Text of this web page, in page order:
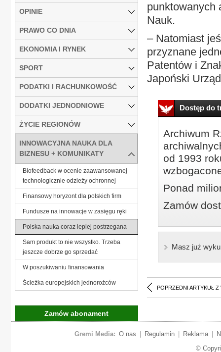
punktowanych
Nauk.
– Natomiast
przyznane
Patentów i
Japoński
Dostęp do
Archiwum
od 1993
Ponad
Zamów
Masz już
POPRZEDNI ARTYKUŁ Z
OPINIE
PRAWO CO DNIA
EKONOMIA I RYNEK
SPORT
PODATKI I RACHUNKOWOŚĆ
DODATKI JEDNODNIOWE
ŻYCIE REGIONÓW
INNOWACYJNA NAUKA DLA
BIZNESU + KOMUNIKATY
Biofeedback w ocenie zaawansowanej
technologicznie odzieży ochronnej
Finansowy horyzont dla polskich firm
Fundusze na innowacje w zasięgu ręki
Polska nauka coraz lepiej postrzegana
Sam produkt to nie wszystko. Trzeba
jeszcze dobrze go sprzedać
W poszukiwaniu finansowania
Ścieżka europejskich jednorożców
Zamów abonament
Gremi Media: O nas Regulamin Reklama
©